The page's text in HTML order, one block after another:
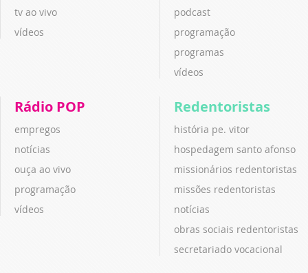
tv ao vivo
vídeos
podcast
programação
programas
vídeos
Rádio POP
empregos
notícias
ouça ao vivo
programação
vídeos
Redentoristas
história pe. vitor
hospedagem santo afonso
missionários redentoristas
missões redentoristas
notícias
obras sociais redentoristas
secretariado vocacional